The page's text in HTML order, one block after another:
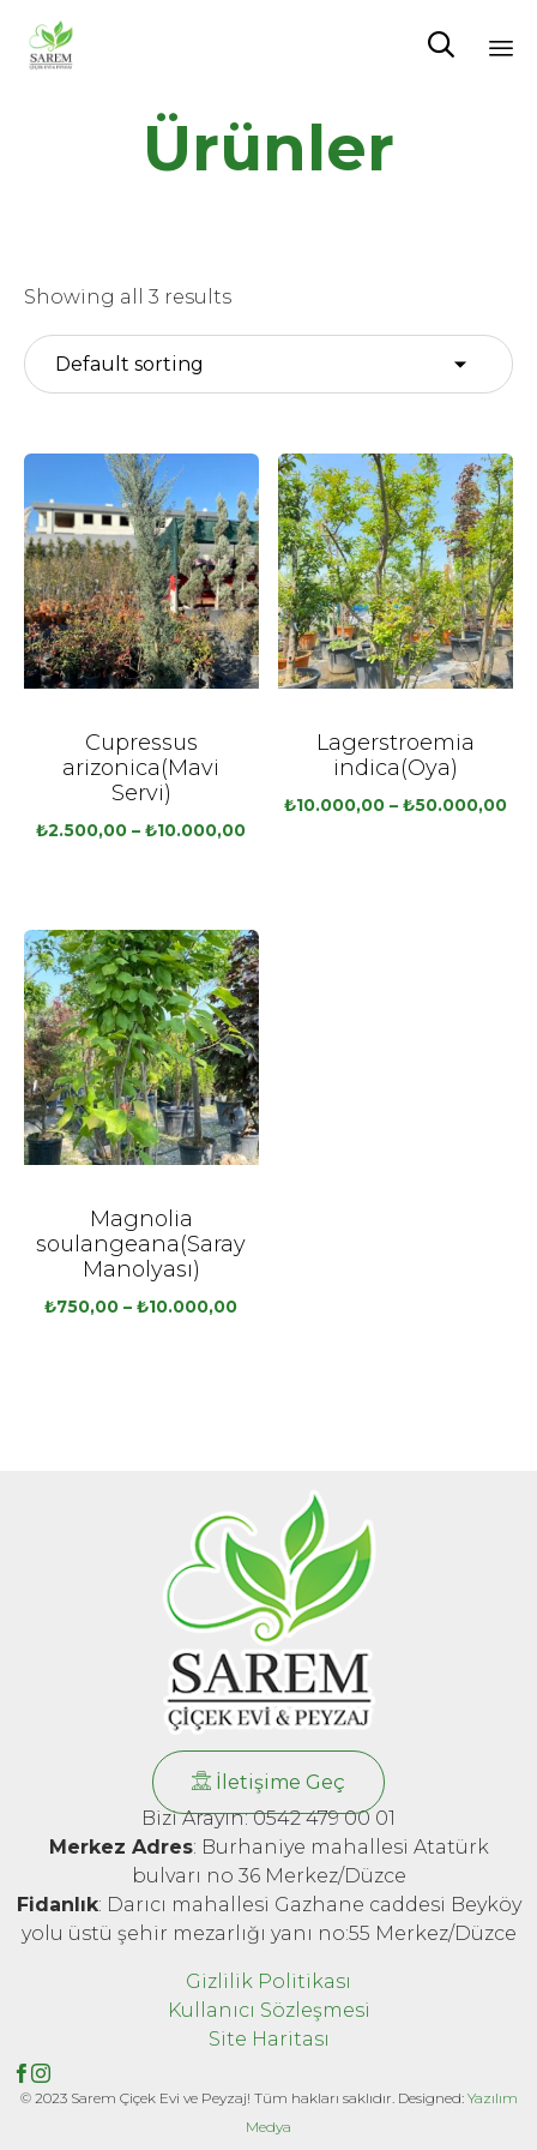

Ürünler
Showing all 3 results
Cupressus
arizonica(Mavi
Servi)
₺2.500,00 –₺10.000,00
Lagerstroemia
indica(Oya)
₺10.000,00 –₺50.000,00
Magnolia
soulangeana(Saray
Manolyası)
₺750,00 –₺10.000,00
İletişime Geç
Bizi Arayın: 0542 479 00 01
Merkez Adres: Burhaniye mahallesi Atatürk
bulvarı no 36 Merkez/Düzce
Fidanlık: Darıcı mahallesi Gazhane caddesi Beyköy
yolu üstü şehir mezarlığı yanı no:55 Merkez/Düzce
Gizlilik Politikası
Kullanıcı Sözleşmesi
Site Haritası
© 2023 Sarem Çiçek Evi ve Peyzaj! Tüm hakları saklıdır. Designed: Yazılım
Medya